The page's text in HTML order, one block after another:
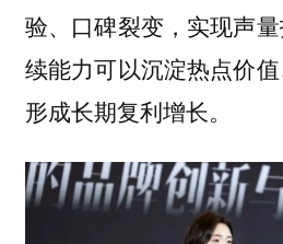
验、口碑裂变，实现声
续能力可以沉淀热点价
形成长期复利增长。